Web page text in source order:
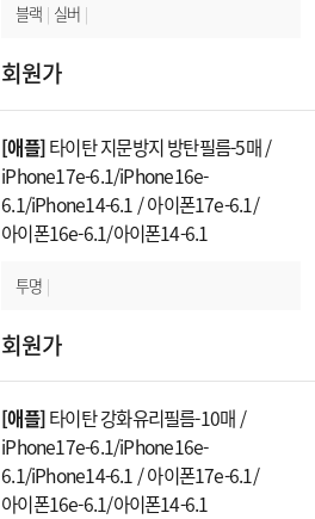
블랙 | 실버 |
회원가
[애플]타이탄 지문방지 방탄필름-5매 /
iPhone17e-6.1/iPhone16e-
6.1/iPhone14-6.1 / 아이폰17e-6.1/
아이폰16e-6.1/아이폰14-6.1
투명 |
회원가
[애플]타이탄 강화유리필름-10매 /
iPhone17e-6.1/iPhone16e-
6.1/iPhone14-6.1 / 아이폰17e-6.1/
아이폰16e-6.1/아이폰14-6.1